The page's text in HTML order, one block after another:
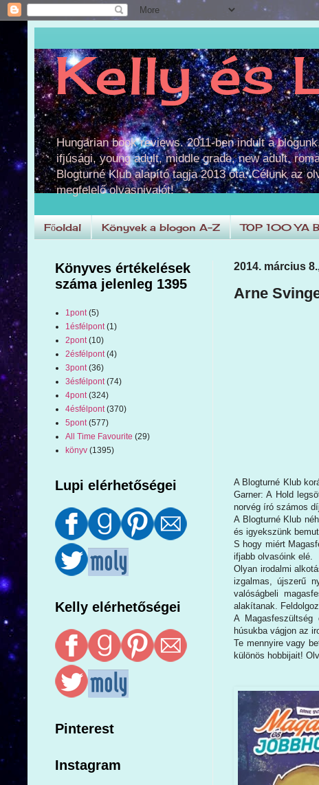
Kelly és
Hungarian book reviews. 2011-ben indult a
ifjúsági, young adult, middle grade, new adult,
Blogturné Klub alapító tagja 2013 óta. Célunk az
megfelelő olvasnivalót!
Főoldal Könyvek a blogon A-Z TOP 100 YA
2014. március
Arne
A Blogturné Klub
Garner: A Hold
norvég író számos
A Blogturné Klub
és igyekszünk
S hogy miért
ifjabb olvasóink elé.
Olyan irodalmi
izgalmas, újszerű
valóságbeli
alakítanak.
A
húsukba vágjon az
Te mennyire vagy
különös hobbijait!
Könyves értékelések
száma jelenleg 1395
1pont (5)
1ésfélpont (1)
2pont (10)
2ésfélpont (4)
3pont (36)
3ésfélpont (74)
4pont (324)
4ésfélpont (370)
5pont (577)
All Time Favourite (29)
könyv (1395)
Lupi elérhetőségei
Kelly elérhetőségei
Pinterest
Instagram